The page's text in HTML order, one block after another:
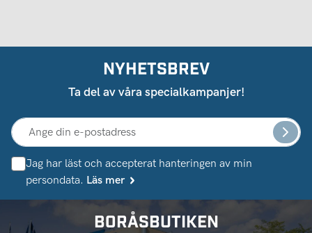
NYHETSBREV
Ta del av våra specialkampanjer!
Jag har läst och accepterat hanteringen av min
persondata. Läs mer
BORÅSBUTIKEN